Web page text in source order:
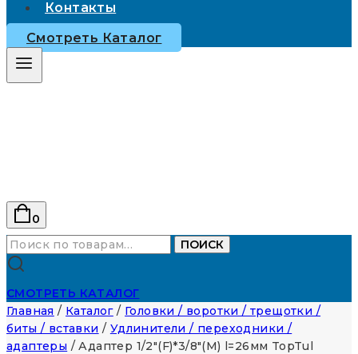
Контакты
Смотреть Каталог
0
Искать:
ПОИСК
СМОТРЕТЬ КАТАЛОГ
Главная / Каталог / Головки / воротки / трещотки /
биты / вставки / Удлинители / переходники /
адаптеры / Адаптер 1/2″(F)*3/8″(M) l=26мм TopTul